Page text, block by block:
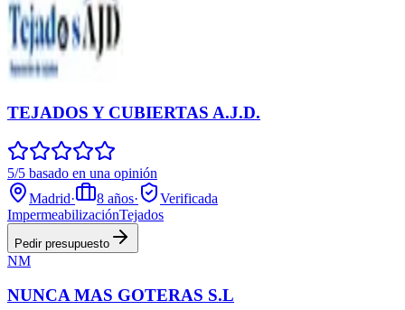
TEJADOS Y CUBIERTAS A.J.D.
5/5 basado en una opinión
Madrid· 8 años·
Verificada
ImpermeabilizaciónTejados
Pedir presupuesto
NM
NUNCA MAS GOTERAS S.L